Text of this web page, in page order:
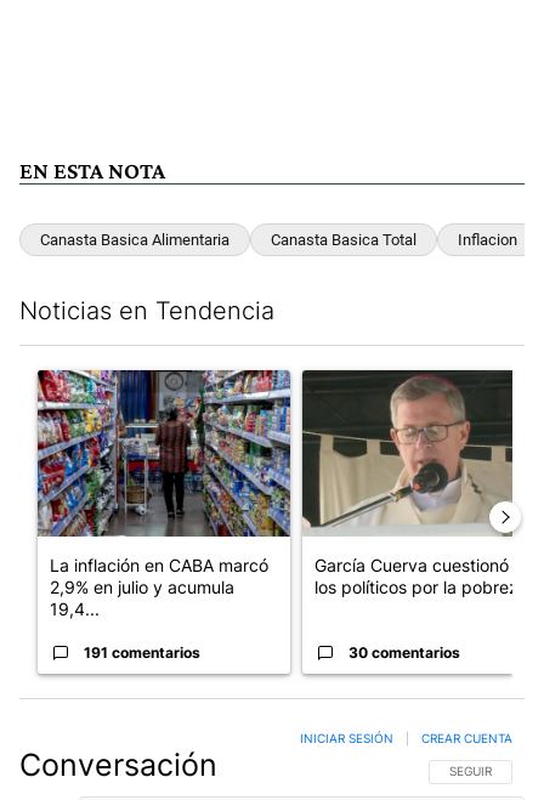
EN ESTA NOTA
Canasta Basica Alimentaria Canasta Basica Total Inflacion
Noticias en Tendencia
Un artículo de tendencia con el título "La inflación en CABA
La inflación en CABA marcó
2,9% en julio y acumula
19,4...
191 comentarios
Un artículo de tendencia con
García Cuerva cuestionó a
los políticos por la pobreza
30 comentarios
Conversación SIGA ESTA
SEGUIR
INICIAR SESIÓN CREAR CUENTA